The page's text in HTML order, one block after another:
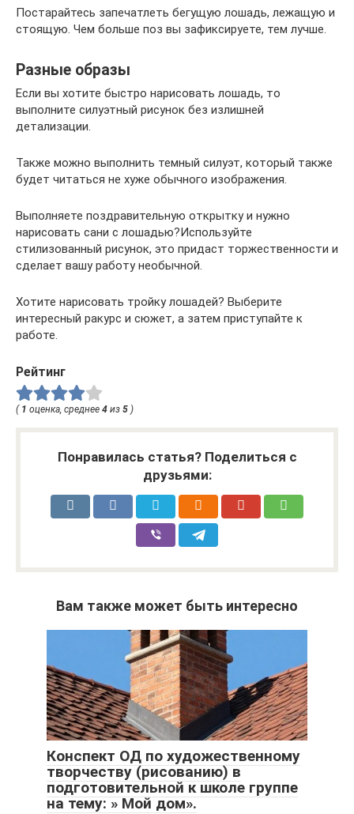
Постарайтесь запечатлеть бегущую лошадь, лежащую и
стоящую. Чем больше поз вы зафиксируете, тем лучше.
Разные образы
Если вы хотите быстро нарисовать лошадь, то
выполните силуэтный рисунок без излишней
детализации.
Также можно выполнить темный силуэт, который также
будет читаться не хуже обычного изображения.
Выполняете поздравительную открытку и нужно
нарисовать сани с лошадью?Используйте
стилизованный рисунок, это придаст торжественности и
сделает вашу работу необычной.
Хотите нарисовать тройку лошадей? Выберите
интересный ракурс и сюжет, а затем приступайте к
работе.
Рейтинг
( 1 оценка, среднее 4 из 5 )
Понравилась статья? Поделиться с
друзьями:
Вам также может быть интересно
Конспект ОД по художественному
творчеству (рисованию) в
подготовительной к школе группе
на тему: » Мой дом».